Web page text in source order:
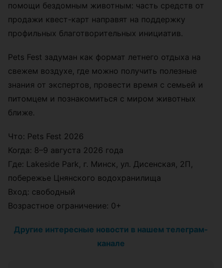
помощи бездомным животным: часть средств от
продажи квест-карт направят на поддержку
профильных благотворительных инициатив.
Pets Fest задуман как формат летнего отдыха на
свежем воздухе, где можно получить полезные
знания от экспертов, провести время с семьей и
питомцем и познакомиться с миром животных
ближе.
Что: Pets Fest 2026
Когда: 8–9 августа 2026 года
Где: Lakeside Park, г. Минск, ул. Дисенская, 2П,
побережье Цнянского водохранилища
Вход: свободный
Возрастное ограничение: 0+
Другие интересные новости в нашем телеграм-
канале